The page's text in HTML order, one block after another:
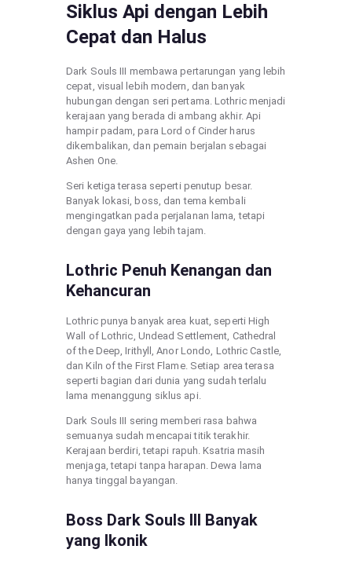
Siklus Api dengan Lebih
Cepat dan Halus
Dark Souls III membawa pertarungan yang lebih
cepat, visual lebih modern, dan banyak
hubungan dengan seri pertama. Lothric menjadi
kerajaan yang berada di ambang akhir. Api
hampir padam, para Lord of Cinder harus
dikembalikan, dan pemain berjalan sebagai
Ashen One.
Seri ketiga terasa seperti penutup besar.
Banyak lokasi, boss, dan tema kembali
mengingatkan pada perjalanan lama, tetapi
dengan gaya yang lebih tajam.
Lothric Penuh Kenangan dan
Kehancuran
Lothric punya banyak area kuat, seperti High
Wall of Lothric, Undead Settlement, Cathedral
of the Deep, Irithyll, Anor Londo, Lothric Castle,
dan Kiln of the First Flame. Setiap area terasa
seperti bagian dari dunia yang sudah terlalu
lama menanggung siklus api.
Dark Souls III sering memberi rasa bahwa
semuanya sudah mencapai titik terakhir.
Kerajaan berdiri, tetapi rapuh. Ksatria masih
menjaga, tetapi tanpa harapan. Dewa lama
hanya tinggal bayangan.
Boss Dark Souls III Banyak
yang Ikonik